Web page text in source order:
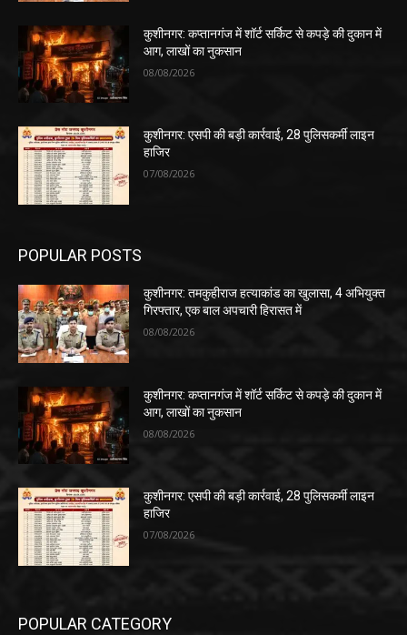
कुशीनगर: कप्तानगंज में शॉर्ट सर्किट से कपड़े की दुकान में
आग, लाखों का नुकसान
08/08/2026
कुशीनगर: एसपी की बड़ी कार्रवाई, 28 पुलिसकर्मी लाइन
हाजिर
07/08/2026
POPULAR POSTS
कुशीनगर: तमकुहीराज हत्याकांड का खुलासा, 4 अभियुक्त
गिरफ्तार, एक बाल अपचारी हिरासत में
08/08/2026
कुशीनगर: कप्तानगंज में शॉर्ट सर्किट से कपड़े की दुकान में
आग, लाखों का नुकसान
08/08/2026
कुशीनगर: एसपी की बड़ी कार्रवाई, 28 पुलिसकर्मी लाइन
हाजिर
07/08/2026
POPULAR CATEGORY